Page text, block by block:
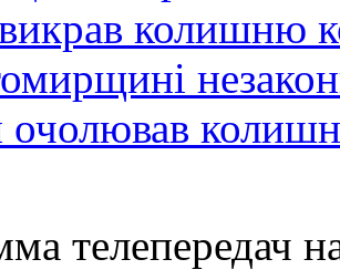
викрав колишню
телепередач